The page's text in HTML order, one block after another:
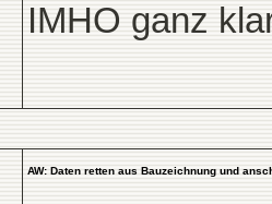
IMHO ganz
AW: Daten retten aus Bauzeichnung und